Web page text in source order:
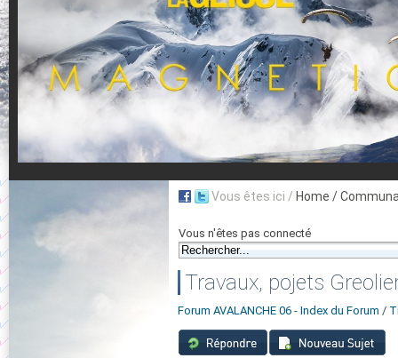
Aujourd'hui : T° Min : °C T° Max :°C
Suivez en direct l'actualité des stations
Vous êtes ici / Home /
Vous n'êtes pas connecté
Travaux, pojets
Forum AVALANCHE 06 - Index du Forum /